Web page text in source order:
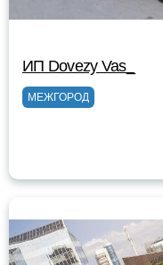
ИП Dovezy Vas_
МЕЖГОРОД